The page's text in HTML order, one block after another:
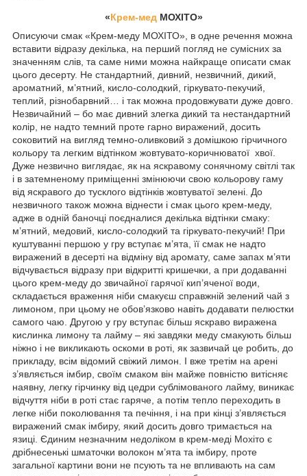
«Крем-медМОХІТО»
Описуючи смак «Крем-меду МОХІТО», в одне речення можна
вставити відразу декілька, на перший погляд не сумісних за
значенням слів, та саме ними можна найкраще описати смак
цього десерту. Не стандартний, дивний, незвичний, дикий,
ароматний, м’ятний, кисло-солодкий, гіркувато-пекучий,
теплий, різнобарвний… і так можна продовжувати дуже довго.
Незвичайний – бо має дивний злегка дикий та нестандартний
колір, не надто темний проте гарно виражений, досить
соковитий на вигляд темно-оливковий з домішкою гірчичного
кольору та легким відтінком жовтувато-коричнюватої хвої.
Дуже незвично виглядає, як на яскравому сонячному світлі так
і в затемненому приміщенні змінюючи свою кольорову гаму
від яскравого до тусклого відтінків жовтуватої зелені. До
незвичного також можна віднести і смак цього крем-меду,
адже в одній баночці поєдналися декілька відтінки смаку:
м’ятний, медовий, кисло-солодкий та гіркувато-пекучий! При
куштуванні першою у гру вступає м’ята, її смак не надто
виражений в десерті на відміну від аромату, саме запах м’яти
відчувається відразу при відкритті кришечки, а при додаванні
цього крем-меду до звичайної гарячої кип’яченої води,
складається враження ніби смакуєш справжній зелений чай з
лимоном, при цьому не обов’язково навіть додавати пелюстки
самого чаю. Другою у гру вступає більш яскраво виражена
кислинка лимону та лайму – які завдяки меду смакують більш
ніжно і не викликають оскоми в роті, як зазвичай це робить, до
прикладу, всім відомий свіжий лимон. І вже третім на арені
з’являється імбир, своїм смаком він майже повністю витісняє
наявну, легку гірчинку від цедри сублімованого лайму, виникає
відчуття ніби в роті стає гаряче, а потім тепло переходить в
легке ніби поколювання та печіння, і на при кінці з’являється
виражений смак імбиру, який досить довго тримається на
язиці. Єдиним незначним недоліком в крем-меді Мохіто є
дрібнесенькі шматочки волокон м’ята та імбиру, проте
загальної картини вони не псують та не впливають на сам